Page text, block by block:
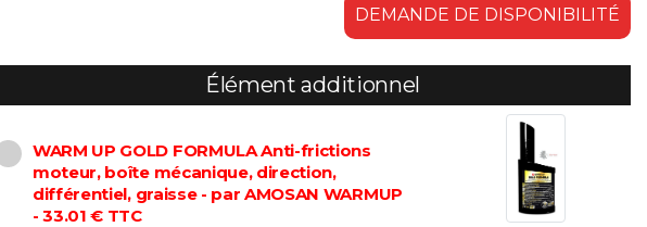
DEMANDE DE DISPONIBILITÉ
Élément additionnel
WARM UP GOLD FORMULA Anti-frictions
moteur, boîte mécanique, direction,
différentiel, graisse - par AMOSAN WARMUP
- 33.01 € TTC